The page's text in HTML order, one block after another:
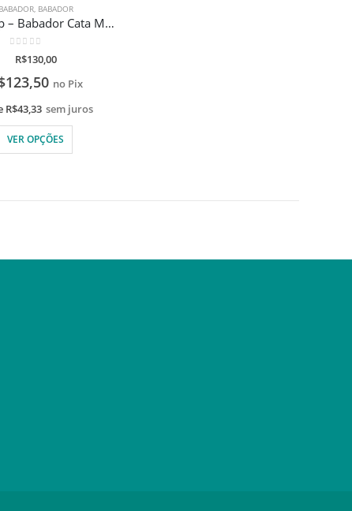
BABADOR, BABADOR
Skip Hop – Babador Cata Migalhas De Silicone Zoo
de 5
R$130,00
123,50 no Pix
R$43,33 sem juros
VER OPÇÕES